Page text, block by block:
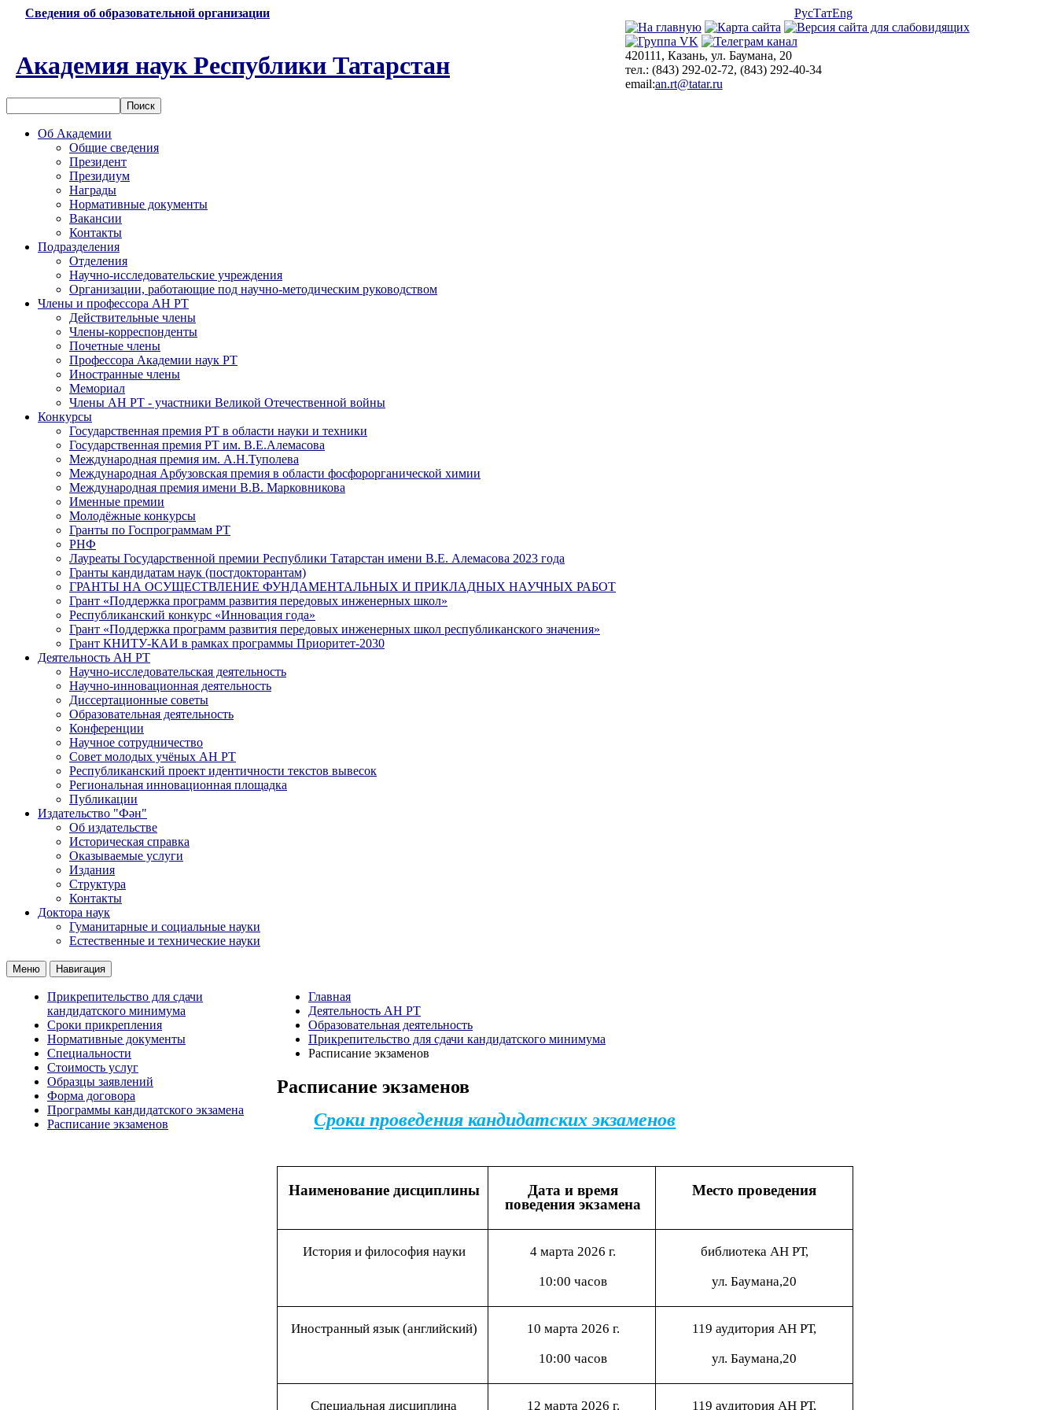
Сведения об образовательной организации РусТатEng
Академия наук Республики Татарстан
420111, Казань, ул. Баумана, 20
тел.: (843) 292-02-72, (843) 292-40-34
email:an.rt@tatar.ru
Об Академии
Общие сведения
Президент
Президиум
Награды
Нормативные документы
Вакансии
Контакты
Подразделения
Отделения
Научно-исследовательские учреждения
Организации, работающие под научно-методическим руководством
Члены и профессора АН РТ
Действительные члены
Члены-корреспонденты
Почетные члены
Профессора Академии наук РТ
Иностранные члены
Мемориал
Члены АН РТ - участники Великой Отечественной войны
Конкурсы
Государственная премия РТ в области науки и техники
Государственная премия РТ им. В.Е.Алемасова
Международная премия им. А.Н.Туполева
Международная Арбузовская премия в области фосфорорганической химии
Международная премия имени В.В. Марковникова
Именные премии
Молодёжные конкурсы
Гранты по Госпрограммам РТ
РНФ
Лауреаты Государственной премии Республики Татарстан имени В.Е. Алемасова 2023 года
Гранты кандидатам наук (постдокторантам)
ГРАНТЫ НА ОСУЩЕСТВЛЕНИЕ ФУНДАМЕНТАЛЬНЫХ И ПРИКЛАДНЫХ НАУЧНЫХ РАБОТ
Грант «Поддержка программ развития передовых инженерных школ»
Республиканский конкурс «Инновация года»
Грант «Поддержка программ развития передовых инженерных школ республиканского значения»
Грант КНИТУ-КАИ в рамках программы Приоритет-2030
Деятельность АН РТ
Научно-исследовательская деятельность
Научно-инновационная деятельность
Диссертационные советы
Образовательная деятельность
Конференции
Научное сотрудничество
Совет молодых учёных АН РТ
Республиканский проект идентичности текстов вывесок
Региональная инновационная площадка
Публикации
Издательство "Фән"
Об издательстве
Историческая справка
Оказываемые услуги
Издания
Структура
Контакты
Доктора наук
Гуманитарные и социальные науки
Естественные и технические науки
Меню Навигация
Прикрепительство для сдачи
кандидатского минимума
Сроки прикрепления
Нормативные документы
Специальности
Стоимость услуг
Образцы заявлений
Форма договора
Программы кандидатского экзамена
Расписание экзаменов
Главная
Деятельность АН РТ
Образовательная деятельность
Прикрепительство для сдачи кандидатского минимума
Расписание экзаменов
Расписание экзаменов
Сроки проведения кандидатских экзаменов
Наименование дисциплины
Дата и время
поведения экзамена
Место проведения
История и философия науки
4 марта 2026 г.
10:00 часов
библиотека АН РТ,
ул. Баумана,20
Иностранный язык (английский)
10 марта 2026 г.
10:00 часов
119 аудитория АН РТ,
ул. Баумана,20
Специальная дисциплина 12 марта 2026 г. 119 аудитория АН РТ,